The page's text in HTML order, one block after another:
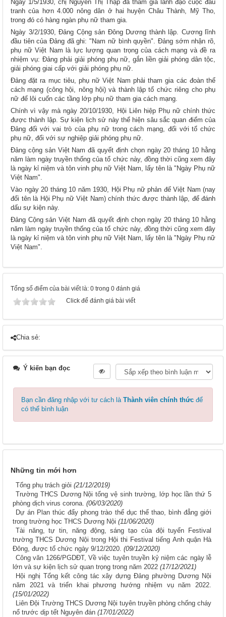
Ngày 1/5/1930, chị Nguyễn Thị Thập đã tham gia lãnh đạo cuộc đấu
tranh của hơn 4.000 nông dân ở hai huyện Châu Thành, Mỹ Tho,
trong đó có hàng ngàn phụ nữ tham gia.
Ngày 3/2/1930, Đảng Cộng sản Đông Dương thành lập. Cương lĩnh
đầu tiên của Đảng đã ghi: "Nam nữ bình quyền". Đảng sớm nhận rõ,
phụ nữ Việt Nam là lực lượng quan trọng của cách mạng và đề ra
nhiệm vụ: Đảng phải giải phóng phụ nữ, gắn liền giải phóng dân tộc,
giải phóng giai cấp với giải phóng phụ nữ.
Đảng đặt ra mục tiêu, phụ nữ Việt Nam phải tham gia các đoàn thể
cách mạng (công hội, nông hội) và thành lập tổ chức riêng cho phụ
nữ để lôi cuốn các tầng lớp phụ nữ tham gia cách mạng.
Chính vì vậy mà ngày 20/10/1930, Hội Liên hiệp Phụ nữ chính thức
được thành lập. Sự kiện lịch sử này thể hiện sâu sắc quan điểm của
Đảng đối với vai trò của phụ nữ trong cách mạng, đối với tổ chức
phụ nữ, đối với sự nghiệp giải phóng phụ nữ.
Đảng cộng sản Việt Nam đã quyết định chọn ngày 20 tháng 10 hằng
năm làm ngày truyền thống của tổ chức này, đồng thời cũng xem đây
là ngày kỉ niệm và tôn vinh phụ nữ Việt Nam, lấy tên là "Ngày Phụ nữ
Việt Nam".
Vào ngày 20 tháng 10 năm 1930, Hội Phụ nữ phản đế Việt Nam (nay
đổi tên là Hội Phụ nữ Việt Nam) chính thức được thành lập, để đánh
dấu sự kiện này.
Đảng Cộng sản Việt Nam đã quyết định chọn ngày 20 tháng 10 hằng
năm làm ngày truyền thống của tổ chức này, đồng thời cũng xem đây
là ngày kỉ niệm và tôn vinh phụ nữ Việt Nam, lấy tên là "Ngày Phụ nữ
Việt Nam".
Tổng số điểm của bài viết là: 0 trong 0 đánh giá
Click để đánh giá bài viết
Chia sẻ:
Ý kiến bạn đọc
Bạn cần đăng nhập với tư cách là Thành viên chính thức để
có thể bình luận
Những tin mới hơn
Tổng phụ trách giỏi (21/12/2019)
Trường THCS Dương Nội tổng vệ sinh trường, lớp học lần thứ 5
phòng dịch virus corona. (06/03/2020)
Dự án Plan thúc đẩy phong trào thể dục thể thao, bình đẳng giới
trong trường học THCS Dương Nội (11/06/2020)
Tài năng, tự tin, năng động, sáng tạo của đội tuyển Festival
trường THCS Dương Nội trong Hội thi Festival tiếng Anh quận Hà
Đông, được tổ chức ngày 9/12/2020. (09/12/2020)
Công văn 1266/PGDĐT, Về việc tuyên truyền kỷ niệm các ngày lễ
lớn và sự kiện lịch sử quan trọng trong năm 2022 (17/12/2021)
Hội nghị Tổng kết công tác xây dựng Đảng phường Dương Nội
năm 2021 và triển khai phương hướng nhiệm vụ năm 2022.
(15/01/2022)
Liên Đội Trường THCS Dương Nội tuyên truyền phòng chống cháy
nổ trước dịp tết Nguyên đán (17/01/2022)